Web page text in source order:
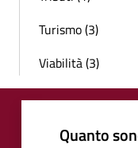
Turismo (3)
Viabilità (3)
Quanto